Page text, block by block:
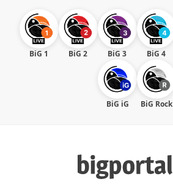
BiG 1 BiG 2 BiG 3 BiG 4
BiG iG BiG Rock